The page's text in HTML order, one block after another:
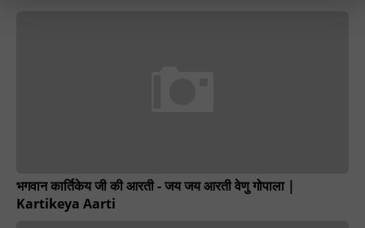
भगवान कार्तिकेय जी की आरती - जय जय आरती वेणु गोपाला |
Kartikeya Aarti